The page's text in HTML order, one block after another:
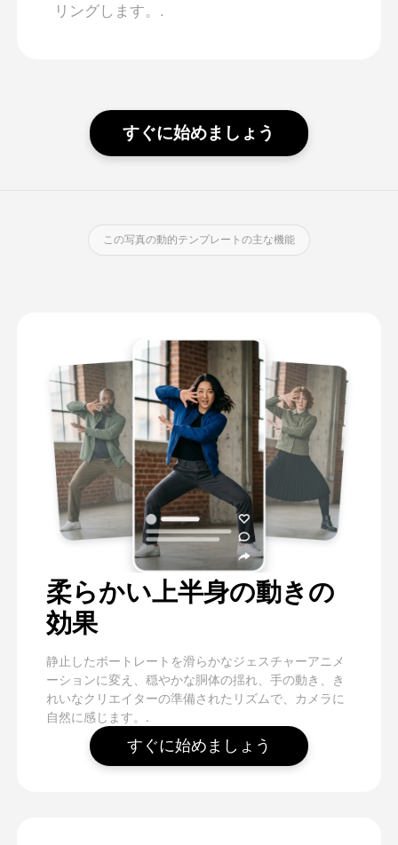
リングします。.
すぐに始めましょう
この写真の動的テンプレートの主な機能
柔らかい上半身の動きの
効果
静止したポートレートを滑らかなジェスチャーアニメ
ーションに変え、穏やかな胴体の揺れ、手の動き、き
れいなクリエイターの準備されたリズムで、カメラに
自然に感じます。.
すぐに始めましょう